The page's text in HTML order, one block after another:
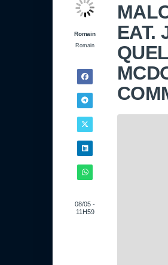
Romain
Romain
08/05 -
11H59
EAT.